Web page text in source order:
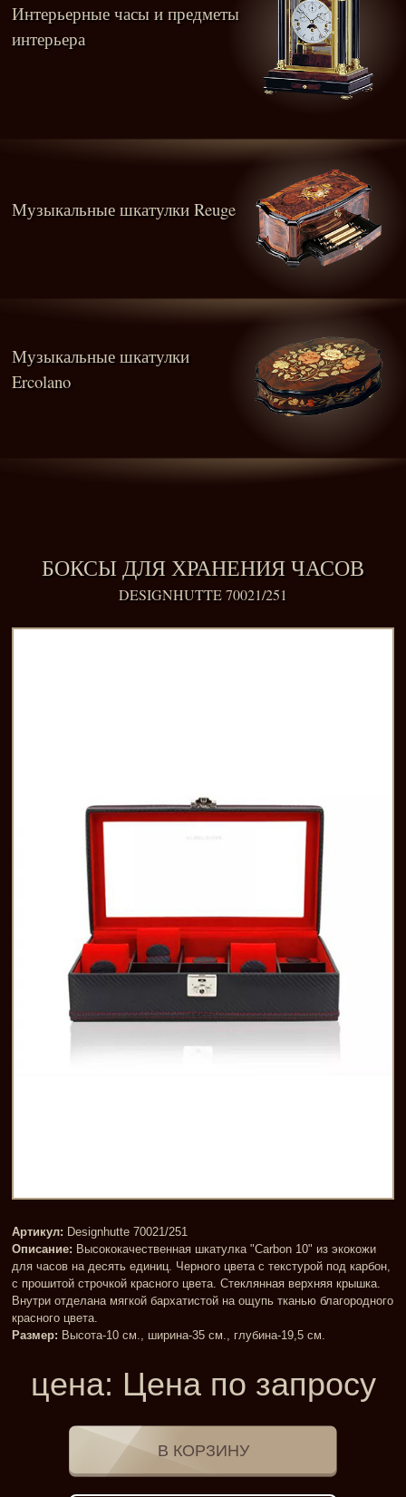
Интерьерные часы и предметы
интерьера
Музыкальные шкатулки Reuge
Музыкальные шкатулки
Ercolano
БОКСЫ ДЛЯ ХРАНЕНИЯ ЧАСОВ
DESIGNHUTTE 70021/251
Артикул: Designhutte 70021/251
Описание: Высококачественная шкатулка "Carbon 10" из экокожи
для часов на десять единиц. Черного цвета с текстурой под карбон,
с прошитой строчкой красного цвета. Стеклянная верхняя крышка.
Внутри отделана мягкой бархатистой на ощупь тканью благородного
красного цвета.
Размер: Высота-10 см., ширина-35 см., глубина-19,5 см.
цена: Цена по запросу